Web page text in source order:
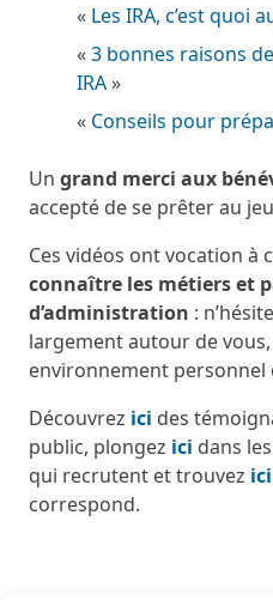
« Les IRA, c’est quoi
«3 bonnes raisons
IRA»
« Conseils pour
Un grand merci aux
accepté de se prêter au
Ces vidéos ont vocation à
connaître les métiers et
d’administration :
largement autour de
environnement personnel
Découvrez ici des
public, plongez ici dans
qui recrutent et trouvez ici
correspond.